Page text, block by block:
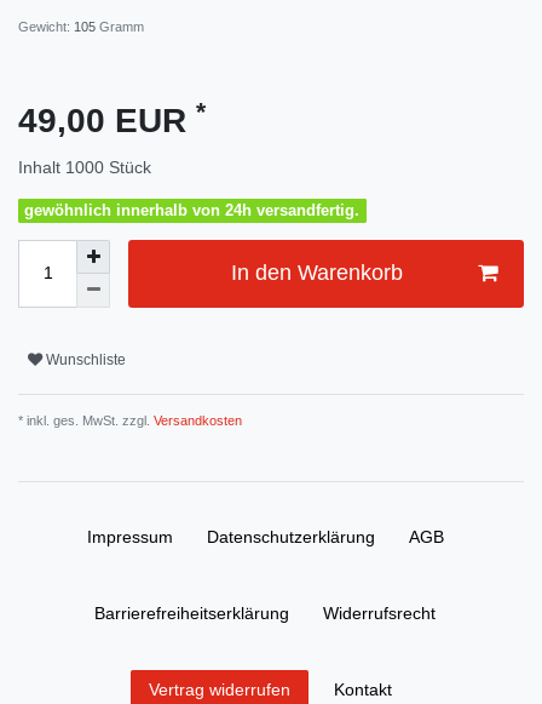
Gewicht: 105 Gramm
49,00 EUR *
Inhalt 1000 Stück
gewöhnlich innerhalb von 24h versandfertig.
In den Warenkorb
Wunschliste
* inkl. ges. MwSt. zzgl. Versandkosten
Impressum Daten­schutz­erklärung AGB
Barrierefreiheitserklärung Widerrufs­recht
Vertrag widerrufen Kontakt